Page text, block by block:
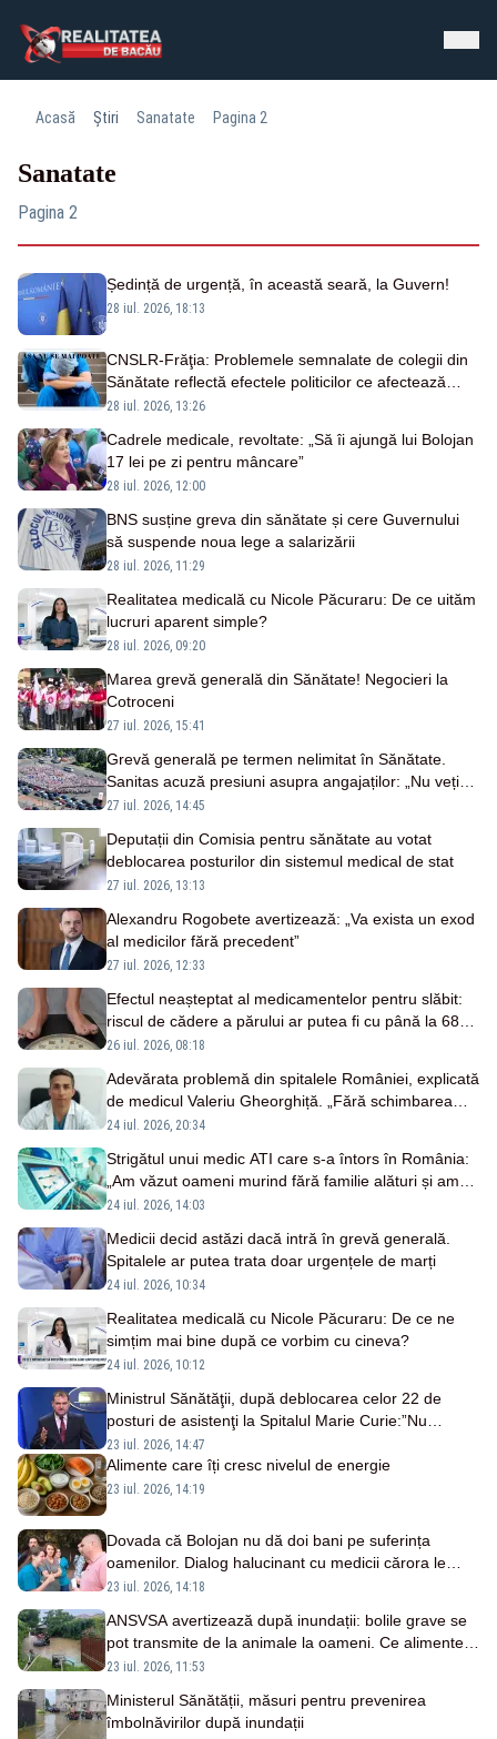
Acasă Știri Sanatate Pagina 2
Sanatate
Pagina 2
Ședință de urgență, în această seară, la Guvern!
28 iul. 2026, 18:13
CNSLR-Frăţia: Problemele semnalate de colegii din
Sănătate reflectă efectele politicilor ce afectează
sistemul public şi dialogul social
28 iul. 2026, 13:26
Cadrele medicale, revoltate: „Să îi ajungă lui Bolojan
17 lei pe zi pentru mâncare”
28 iul. 2026, 12:00
BNS susține greva din sănătate și cere Guvernului
să suspende noua lege a salarizării
28 iul. 2026, 11:29
Realitatea medicală cu Nicole Păcuraru: De ce uităm
lucruri aparent simple?
28 iul. 2026, 09:20
Marea grevă generală din Sănătate! Negocieri la
Cotroceni
27 iul. 2026, 15:41
Grevă generală pe termen nelimitat în Sănătate.
Sanitas acuză presiuni asupra angajaților: „Nu veți
opri greva prin intimidare”
27 iul. 2026, 14:45
Deputații din Comisia pentru sănătate au votat
deblocarea posturilor din sistemul medical de stat
27 iul. 2026, 13:13
Alexandru Rogobete avertizează: „Va exista un exod
al medicilor fără precedent”
27 iul. 2026, 12:33
Efectul neașteptat al medicamentelor pentru slăbit:
riscul de cădere a părului ar putea fi cu până la 68%
mai mare
26 iul. 2026, 08:18
Adevărata problemă din spitalele României, explicată
de medicul Valeriu Gheorghiță. „Fără schimbarea
modului de funcționare, riscăm doar să finanțăm mai
24 iul. 2026, 20:34
Strigătul unui medic ATI care s-a întors în România:
„Am văzut oameni murind fără familie alături și am
fost noi cei care le-am ținut mâna”
24 iul. 2026, 14:03
Medicii decid astăzi dacă intră în grevă generală.
Spitalele ar putea trata doar urgențele de marți
24 iul. 2026, 10:34
Realitatea medicală cu Nicole Păcuraru: De ce ne
simțim mai bine după ce vorbim cu cineva?
24 iul. 2026, 10:12
Ministrul Sănătăţii, după deblocarea celor 22 de
posturi de asistenţi la Spitalul Marie Curie:”Nu
rezolvă problema majoră cu care se confruntă
sistemul”
23 iul. 2026, 14:47
Alimente care îți cresc nivelul de energie
23 iul. 2026, 14:19
Dovada că Bolojan nu dă doi bani pe suferința
oamenilor. Dialog halucinant cu medicii cărora le
tăiase veniturile, ca primar, în 2018 – VIDEO
23 iul. 2026, 14:18
ANSVSA avertizează după inundații: bolile grave se
pot transmite de la animale la oameni. Ce alimente și
surse de apă trebuie evitate
23 iul. 2026, 11:53
Ministerul Sănătății, măsuri pentru prevenirea
îmbolnăvirilor după inundații